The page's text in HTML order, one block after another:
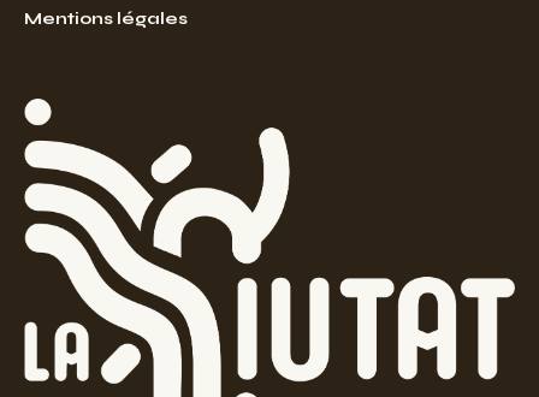
Mentions légales